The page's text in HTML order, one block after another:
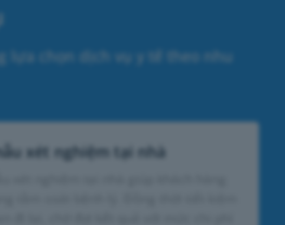
lựa chọn dịch vụ y tế theo nhu
xét nghiệm tại nhà